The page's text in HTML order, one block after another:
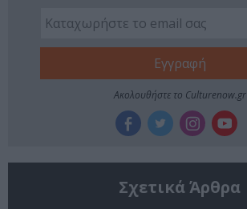
Ακολουθήστε το Culturenow.gr
Σχετικά Άρθρα